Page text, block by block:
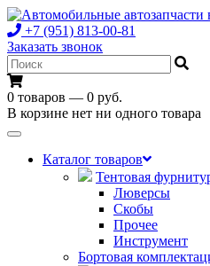
+7 (951) 813-00-81
Заказать звонок
0 товаров — 0 руб.
В корзине нет ни одного товара
Toggle
navigationКаталог товаров
Тентовая
Люверсы
Скобы
Прочее
Инструмент
Бортовая